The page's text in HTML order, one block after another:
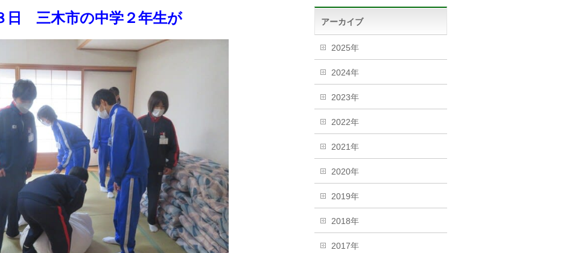
日 三木市の中学２年生が
アーカイブ
2025年
2024年
2023年
2022年
2021年
2020年
2019年
2018年
2017年